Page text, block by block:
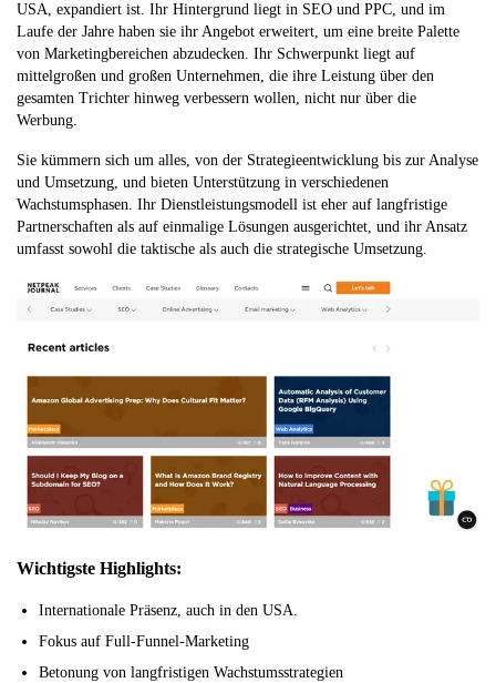
USA, expandiert ist. Ihr Hintergrund liegt in SEO und PPC, und im
Laufe der Jahre haben sie ihr Angebot erweitert, um eine breite Palette
von Marketingbereichen abzudecken. Ihr Schwerpunkt liegt auf
mittelgroßen und großen Unternehmen, die ihre Leistung über den
gesamten Trichter hinweg verbessern wollen, nicht nur über die
Werbung.
Sie kümmern sich um alles, von der Strategieentwicklung bis zur Analyse
und Umsetzung, und bieten Unterstützung in verschiedenen
Wachstumsphasen. Ihr Dienstleistungsmodell ist eher auf langfristige
Partnerschaften als auf einmalige Lösungen ausgerichtet, und ihr Ansatz
umfasst sowohl die taktische als auch die strategische Umsetzung.
Wichtigste Highlights:
Internationale Präsenz, auch in den USA.
Fokus auf Full-Funnel-Marketing
Betonung von langfristigen Wachstumsstrategien